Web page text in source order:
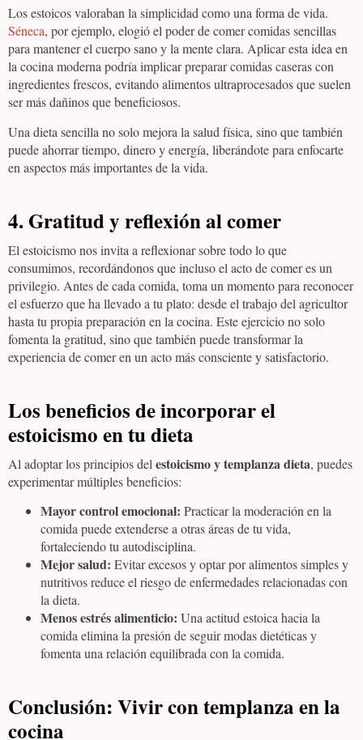
Los estoicos valoraban la simplicidad como una forma de vida.
Séneca, por ejemplo, elogió el poder de comer comidas sencillas
para mantener el cuerpo sano y la mente clara. Aplicar esta idea en
la cocina moderna podría implicar preparar comidas caseras con
ingredientes frescos, evitando alimentos ultraprocesados que suelen
ser más dañinos que beneficiosos.
Una dieta sencilla no solo mejora la salud física, sino que también
puede ahorrar tiempo, dinero y energía, liberándote para enfocarte
en aspectos más importantes de la vida.
4.Gratitud y reflexión al comer
El estoicismo nos invita a reflexionar sobre todo lo que
consumimos, recordándonos que incluso el acto de comer es un
privilegio. Antes de cada comida, toma un momento para reconocer
el esfuerzo que ha llevado a tu plato: desde el trabajo del agricultor
hasta tu propia preparación en la cocina. Este ejercicio no solo
fomenta la gratitud, sino que también puede transformar la
experiencia de comer en un acto más consciente y satisfactorio.
Los beneficios de incorporar el
estoicismo en tu dieta
Al adoptar los principios del estoicismo y templanza dieta, puedes
experimentar múltiples beneficios:
Mayor control emocional: Practicar la moderación en la
comida puede extenderse a otras áreas de tu vida,
fortaleciendo tu autodisciplina.
Mejor salud: Evitar excesos y optar por alimentos simples y
nutritivos reduce el riesgo de enfermedades relacionadas con
la dieta.
Menos estrés alimenticio: Una actitud estoica hacia la
comida elimina la presión de seguir modas dietéticas y
fomenta una relación equilibrada con la comida.
Conclusión: Vivir con templanza en la
cocina